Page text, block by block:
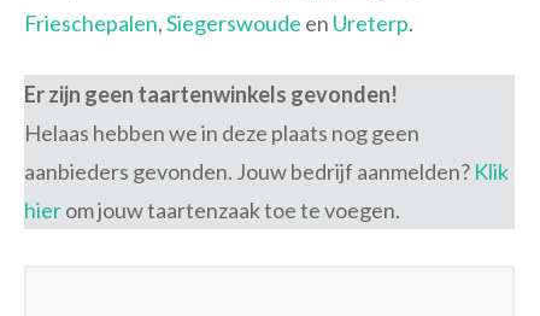
Frieschepalen,Siegerswoude en Ureterp.
Er zijn geen taartenwinkels gevonden!
Helaas hebben we in deze plaats nog geen
aanbieders gevonden. Jouw bedrijf aanmelden? Klik
hierom jouw taartenzaak toe te voegen.